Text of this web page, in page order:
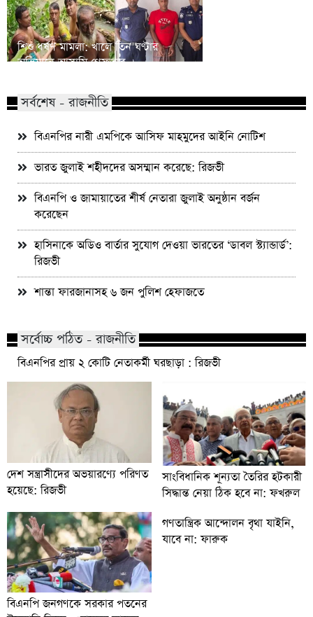
শিশু ধর্ষণ মামলা: খালে তিন ঘণ্টার
অভিযানে আসামি গ্রেফতার
সর্বশেষ - রাজনীতি
বিএনপির নারী এমপিকে আসিফ মাহমুদের আইনি নোটিশ
ভারত জুলাই শহীদদের অসম্মান করেছে: রিজভী
বিএনপি ও জামায়াতের শীর্ষ নেতারা জুলাই অনুষ্ঠান বর্জন
করেছেন
হাসিনাকে অডিও বার্তার সুযোগ দেওয়া ভারতের ‘ডাবল স্ট্যান্ডার্ড’:
রিজভী
শান্তা ফারজানাসহ ৬ জন পুলিশ হেফাজতে
সর্বোচ্চ পঠিত - রাজনীতি
বিএনপির প্রায় ২ কোটি নেতাকর্মী ঘরছাড়া : রিজভী
দেশ সন্ত্রাসীদের অভয়ারণ্যে পরিণত
হয়েছে: রিজভী
সাংবিধানিক শূন্যতা তৈরির হটকারী
সিদ্ধান্ত নেয়া ঠিক হবে না: ফখরুল
বিএনপি জনগণকে সরকার পতনের
গণতান্ত্রিক আন্দোলন বৃথা যাইনি,
যাবে না: ফারুক